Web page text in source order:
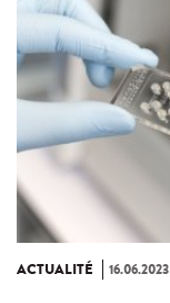
ACTUALITÉ 16.06.2023